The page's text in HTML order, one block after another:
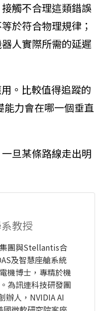
觸不合理這類錯誤
於符合物理規律；
人實際所需的延遲
。比較值得追蹤的
力會在哪一個垂直
旦某條路線走出明
教授
團與Stellantis合
及智慧座艙系統
機博士，專精於機
為訊連科技研發團
辦人，NVIDIA AI